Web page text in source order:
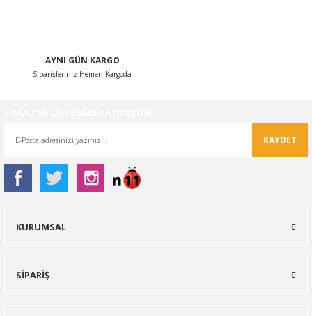
AYNI GÜN KARGO
Siparişleriniz Hemen Kargoda
KAYDET
KURUMSAL
SİPARİŞ